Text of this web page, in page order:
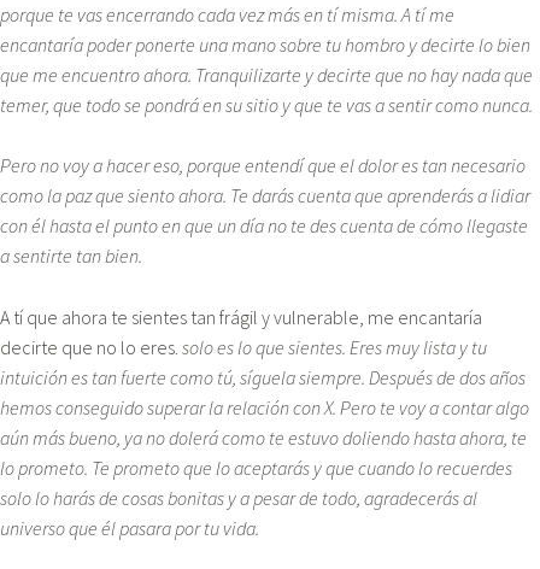
porque te vas encerrando cada vez más en tí misma. A tí me
encantaría poder ponerte una mano sobre tu hombro y decirte lo bien
que me encuentro ahora. Tranquilizarte y decirte que no hay nada que
temer, que todo se pondrá en su sitio y que te vas a sentir como nunca.
Pero no voy a hacer eso, porque entendí que el dolor es tan necesario
como la paz que siento ahora. Te darás cuenta que aprenderás a lidiar
con él hasta el punto en que un día no te des cuenta de cómo llegaste
a sentirte tan bien.
A tí que ahora te sientes tan frágil y vulnerable, me encantaría
decirte que no lo eres. solo es lo que sientes. Eres muy lista y tu
intuición es tan fuerte como tú, síguela siempre. Después de dos años
hemos conseguido superar la relación con X. Pero te voy a contar algo
aún más bueno, ya no dolerá como te estuvo doliendo hasta ahora, te
lo prometo. Te prometo que lo aceptarás y que cuando lo recuerdes
solo lo harás de cosas bonitas y a pesar de todo, agradecerás al
universo que él pasara por tu vida.